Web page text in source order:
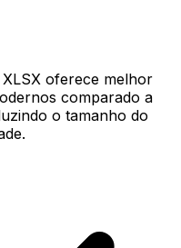
oferece melhor
comparado a
o tamanho do